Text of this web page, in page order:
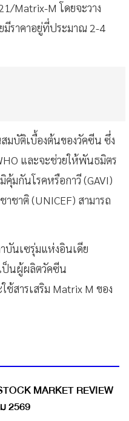
Matrix-M โดยจะวาง
มีราคาอยู่ที่ประมาณ 2-4
มบัติเบื้องต้นของวัคซีน ซึ่ง
และจะช่วยให้พันธมิตร
มกันโรคหรือกาวี (GAVI)
ชาติ (UNICEF) สามารถ
าบันเซรุ่มแห่งอินเดีย
ป็นผู้ผลิตวัคซีน
สารเสริม Matrix M ของ
MARKET REVIEW
2569